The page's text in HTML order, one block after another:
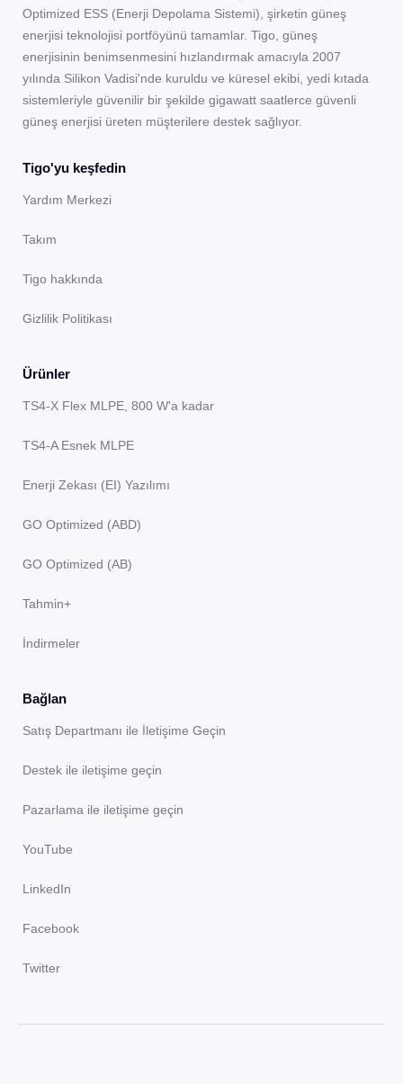
Optimized ESS (Enerji Depolama Sistemi), şirketin güneş
enerjisi teknolojisi portföyünü tamamlar. Tigo, güneş
enerjisinin benimsenmesini hızlandırmak amacıyla 2007
yılında Silikon Vadisi'nde kuruldu ve küresel ekibi, yedi kıtada
sistemleriyle güvenilir bir şekilde gigawatt saatlerce güvenli
güneş enerjisi üreten müşterilere destek sağlıyor.
Tigo'yu keşfedin
Yardım Merkezi
Takım
Tigo hakkında
Gizlilik Politikası
Ürünler
TS4-X Flex MLPE, 800 W'a kadar
TS4-A Esnek MLPE
Enerji Zekası (EI) Yazılımı
GO Optimized (ABD)
GO Optimized (AB)
Tahmin+
İndirmeler
Bağlan
Satış Departmanı ile İletişime Geçin
Destek ile iletişime geçin
Pazarlama ile iletişime geçin
YouTube
LinkedIn
Facebook
Twitter